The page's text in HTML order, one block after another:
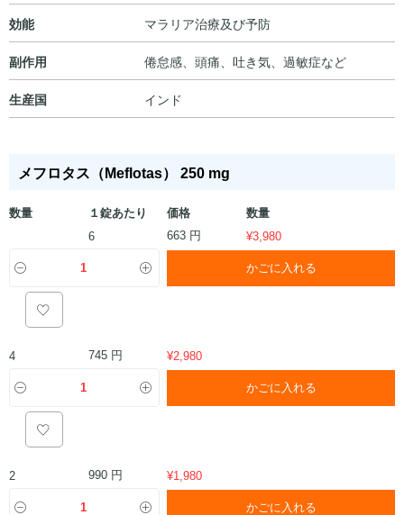
効能 マラリア治療及び予防
副作用 倦怠感、頭痛、吐き気、過敏症など
生産国 インド
メフロタス（Meflotas） 250 mg
数量 １錠あたり 価格
数量
6
663 円 ¥3,980
かごに入れる
4 745 円 ¥2,980
かごに入れる
2 990 円 ¥1,980
かごに入れる